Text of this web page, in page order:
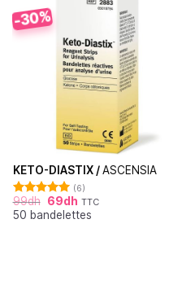
-30%
KETO-DIASTIX /ASCENSIA
Note5.00
sur 5
(6)
99dh 69dh TTC
50 bandelettes